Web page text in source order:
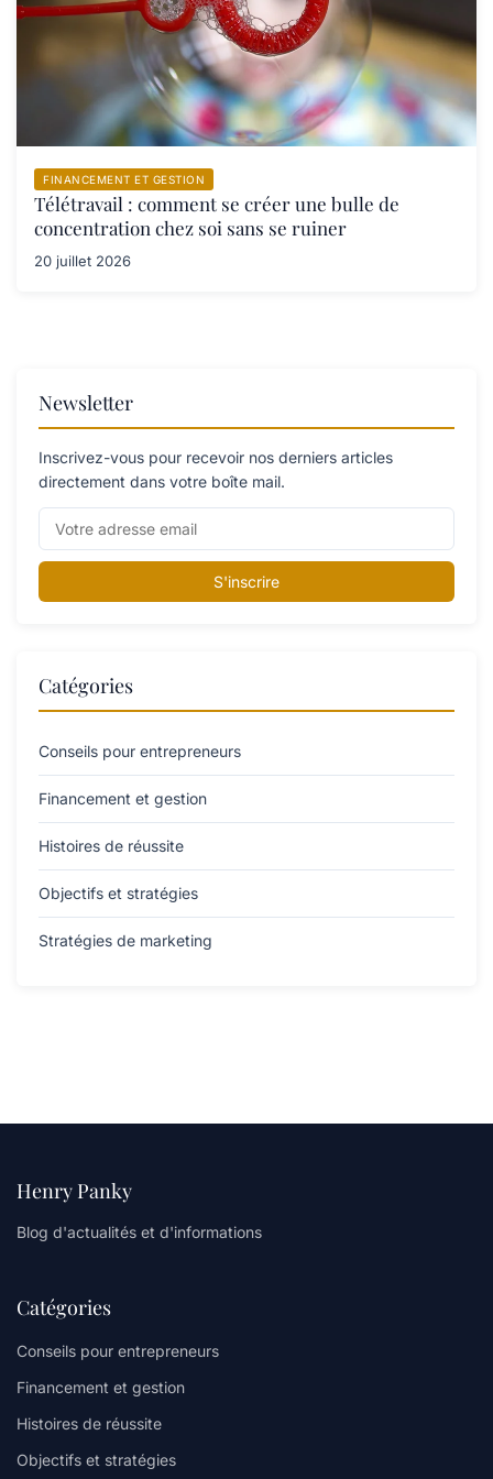
FINANCEMENT ET GESTION
Télétravail : comment se créer une bulle de
concentration chez soi sans se ruiner
20 juillet 2026
Newsletter
Inscrivez-vous pour recevoir nos derniers articles
directement dans votre boîte mail.
S'inscrire
Catégories
Conseils pour entrepreneurs
Financement et gestion
Histoires de réussite
Objectifs et stratégies
Stratégies de marketing
Henry Panky
Blog d'actualités et d'informations
Catégories
Conseils pour entrepreneurs
Financement et gestion
Histoires de réussite
Objectifs et stratégies